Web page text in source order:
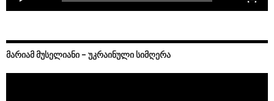
ᲛᲐᲠᲘᲐᲛ ᲛᲣᲡᲔᲚᲘᲐᲜᲘ – ᲣᲙᲠᲐᲘᲜᲣᲚᲘ ᲡᲘᲛᲦᲔᲠᲐ